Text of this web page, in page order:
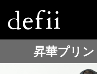
昇華プリン